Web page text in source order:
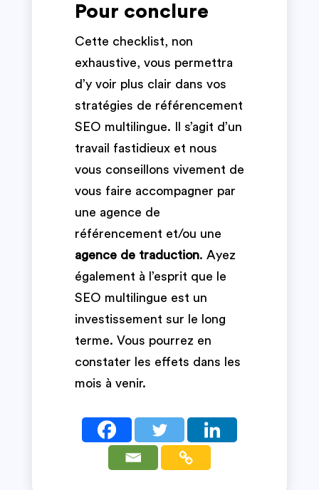
Pour conclure
Cette checklist, non
exhaustive, vous permettra
d’y voir plus clair dans vos
stratégies de référencement
SEO multilingue. Il s’agit d’un
travail fastidieux et nous
vous conseillons vivement de
vous faire accompagner par
une agence de
référencement et/ou une
agence de traduction. Ayez
également à l’esprit que le
SEO multilingue est un
investissement sur le long
terme. Vous pourrez en
constater les effets dans les
mois à venir.